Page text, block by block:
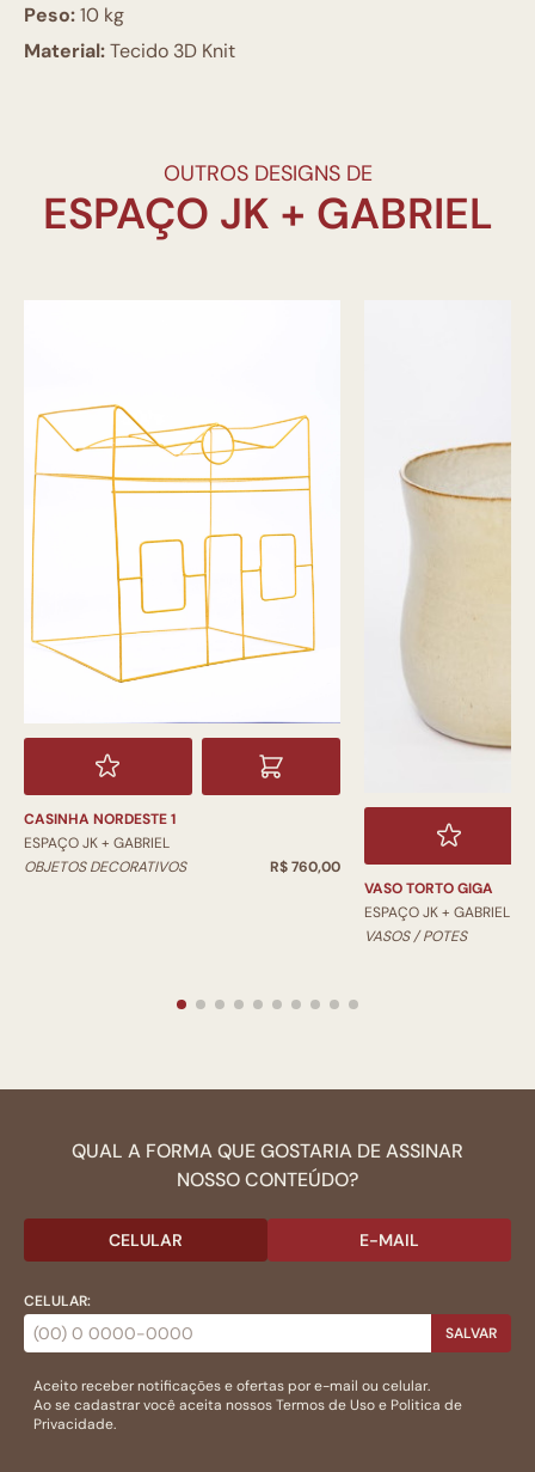
Peso:10 kg
Material:Tecido 3D Knit
OUTROS DESIGNS DE
CASINHA NORDESTE 1
ESPAÇO JK + GABRIEL
OBJETOS DECORATIVOS
R$ 760,00
VASO TORTO GIGA
ESPAÇO JK + GABRIEL
VASOS / POTES
QUAL A FORMA QUE GOSTARIA DE ASSINAR
NOSSO CONTEÚDO?
CELULAR E-MAIL
CELULAR:
SALVAR
Aceito receber notificações e ofertas por e-mail ou celular.
Ao se cadastrar você aceita nossosTermos de Usoe Politica de
Privacidade.